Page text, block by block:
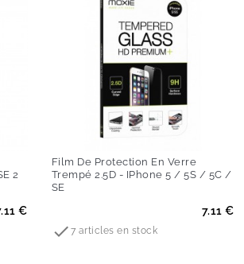
2
€
Film De Protection En Verre
Trempé 2.5D - IPhone 5 / 5S / 5C /
SE
7.11 €
 7 articles en stock